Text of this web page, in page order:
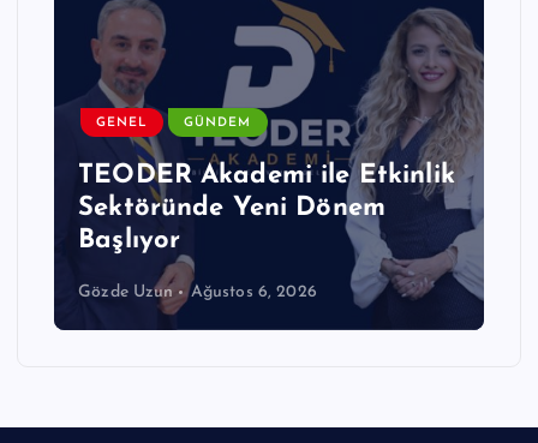
GÜNDEM OTEL TURIZM
Küresel Turizmden Öne Çıkan
Gelişmeler
Editör Ağustos 6, 2026